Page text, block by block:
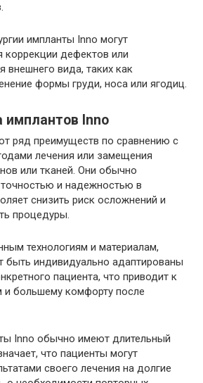
импланты Inno могут
коррекции дефектов или
внешнего вида, таких как
формы груди, носа или ягодиц.
Inno
ряд преимуществ по сравнению с
лечения или замещения
или тканей. Они обычно
и надежностью в
снизить риск осложнений и
процедуры.
технологиям и материалам,
быть индивидуально адаптированы
пациента, что приводит к
и большему комфорту после
Inno обычно имеют длительный
что пациенты могут
своего лечения на долгие